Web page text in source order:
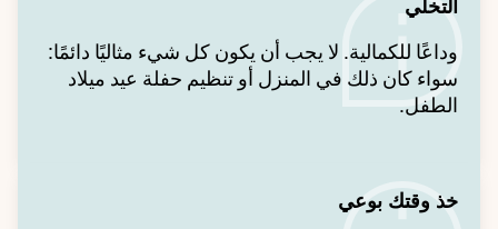
التخلي
وداعًا للكمالية. لا يجب أن يكون كل شيء مثاليًا دائمًا:
سواء كان ذلك في المنزل أو تنظيم حفلة عيد ميلاد
الطفل.
خذ وقتك بوعي